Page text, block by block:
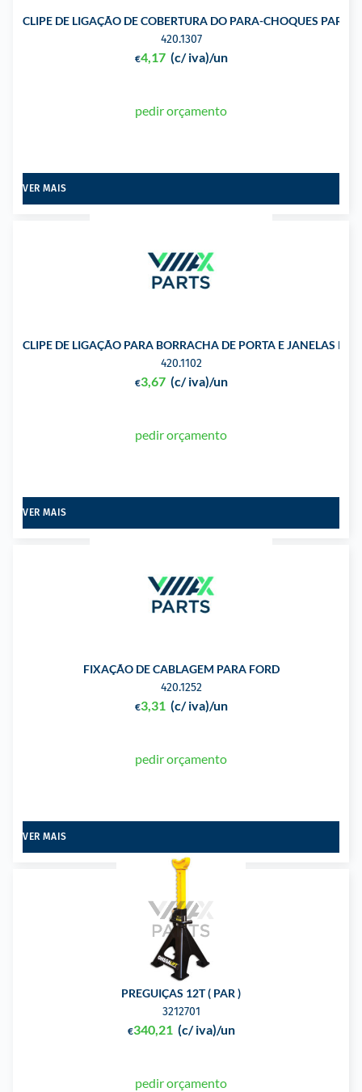
CLIPE DE LIGAÇÃO DE COBERTURA DO PARA-CHOQUES PARA
420.1307
€4,17 (c/ iva)/un
pedir orçamento
VER MAIS
CLIPE DE LIGAÇÃO PARA BORRACHA DE PORTA E JANELAS
420.1102
€3,67 (c/ iva)/un
pedir orçamento
VER MAIS
FIXAÇÃO DE CABLAGEM PARA FORD
420.1252
€3,31 (c/ iva)/un
pedir orçamento
VER MAIS
PREGUIÇAS 12T ( PAR )
3212701
€340,21 (c/ iva)/un
pedir orçamento